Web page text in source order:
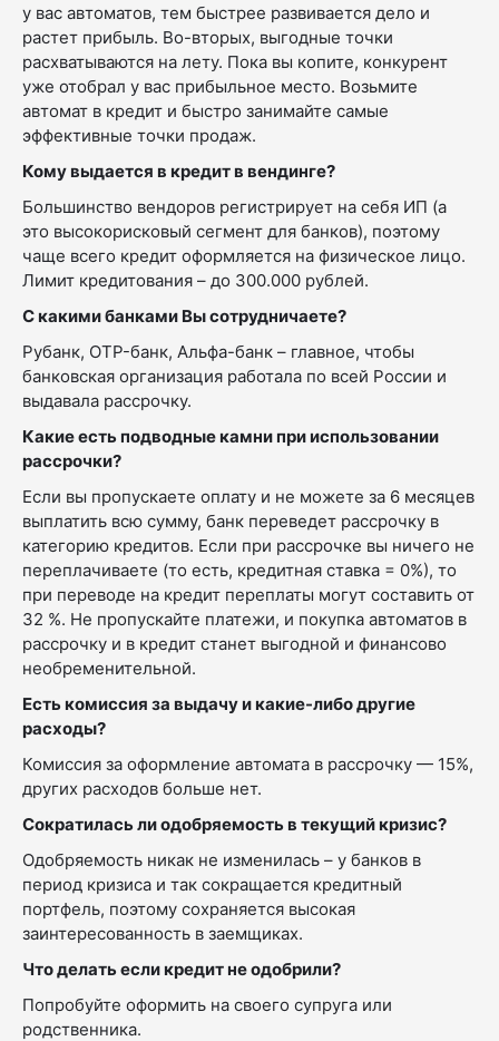
у вас автоматов, тем быстрее развивается дело и
растет прибыль. Во-вторых, выгодные точки
расхватываются на лету. Пока вы копите, конкурент
уже отобрал у вас прибыльное место. Возьмите
автомат в кредит и быстро занимайте самые
эффективные точки продаж.
Кому выдается в кредит в вендинге?
Большинство вендоров регистрирует на себя ИП (а
это высокорисковый сегмент для банков), поэтому
чаще всего кредит оформляется на физическое лицо.
Лимит кредитования – до 300.000 рублей.
С какими банками Вы сотрудничаете?
Рубанк, OTP-банк, Альфа-банк – главное, чтобы
банковская организация работала по всей России и
выдавала рассрочку.
Какие есть подводные камни при использовании
рассрочки?
Если вы пропускаете оплату и не можете за 6 месяцев
выплатить всю сумму, банк переведет рассрочку в
категорию кредитов. Если при рассрочке вы ничего не
переплачиваете (то есть, кредитная ставка = 0%), то
при переводе на кредит переплаты могут составить от
32 %. Не пропускайте платежи, и покупка автоматов в
рассрочку и в кредит станет выгодной и финансово
необременительной.
Есть комиссия за выдачу и какие-либо другие
расходы?
Комиссия за оформление автомата в рассрочку — 15%,
других расходов больше нет.
Сократилась ли одобряемость в текущий кризис?
Одобряемость никак не изменилась – у банков в
период кризиса и так сокращается кредитный
портфель, поэтому сохраняется высокая
заинтересованность в заемщиках.
Что делать если кредит не одобрили?
Попробуйте оформить на своего супруга или
родственника.